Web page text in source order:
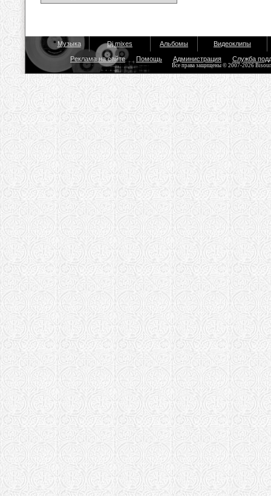
Музыка Dj mixes Альбомы Видеоклипы
Реклама на сайте Помощь Администрация Служба
Все права защищены © 2007-2026